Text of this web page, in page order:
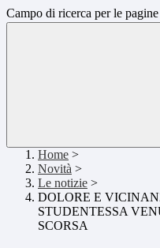
Campo di ricerca per le
Home >
Novità >
Le notizie >
DOLORE E
STUDENTESSA
SCORSA